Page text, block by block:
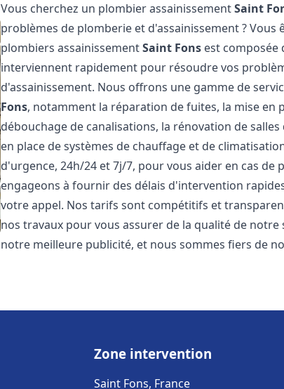
Vous cherchez un plombier assainissementSaint
problèmes de plomberie et d'assainissement ?
plombiers assainissementSaint Fons est composée
interviennent rapidement pour résoudre vos
d'assainissement. Nous offrons une gamme de
Fons, notamment la réparation de fuites, la mise en
débouchage de canalisations, la rénovation de
en place de systèmes de chauffage et de
d'urgence, 24h/24 et 7j/7, pour vous aider en cas de
engageons à fournir des délais d'intervention
votre appel. Nos tarifs sont compétitifs et
nos travaux pour vous assurer de la qualité de
notre meilleure publicité, et nous sommes fiers de
Zone intervention
Saint Fons, France